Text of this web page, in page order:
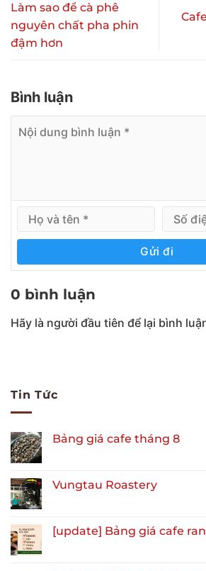
Làm sao để cà phê
nguyên chất pha phin
đậm hơn
Bình luận
Gửi đi
0 bình luận
Hãy là người đầu tiên để lại bình
Tin Tức
Bảng giá cafe tháng 8
Vungtau Roastery
[update] Bảng giá cafe